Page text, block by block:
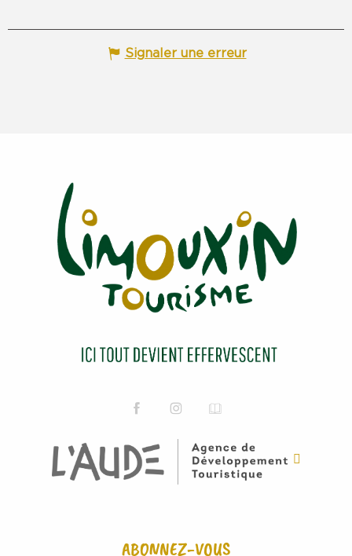
Signaler une erreur
ABONNEZ-VOUS